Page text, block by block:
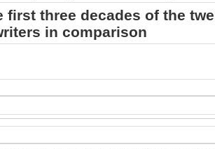
three decades of the
in comparison